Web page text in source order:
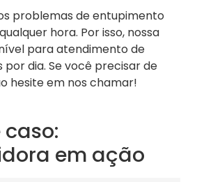
problemas de entupimento
hora. Por isso, nossa
para atendimento de
por dia. Se você precisar de
hesite em nos chamar!
caso:
em ação